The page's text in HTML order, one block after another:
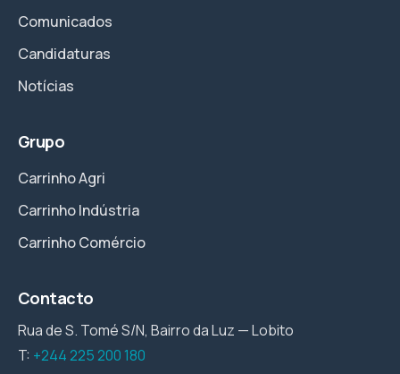
Comunicados
Candidaturas
Notícias
Grupo
Carrinho Agri
Carrinho Indústria
Carrinho Comércio
Contacto
Rua de S. Tomé S/N, Bairro da Luz — Lobito
T: +244 225 200 180